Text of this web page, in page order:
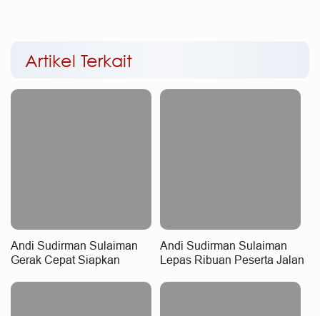
Artikel Terkait
Andi Sudirman Sulaiman
Gerak Cepat Siapkan
Sumur Bor Hadapi
Andi Sudirman Sulaiman
Lepas Ribuan Peserta Jalan
Kemanusiaan Lintas Agama